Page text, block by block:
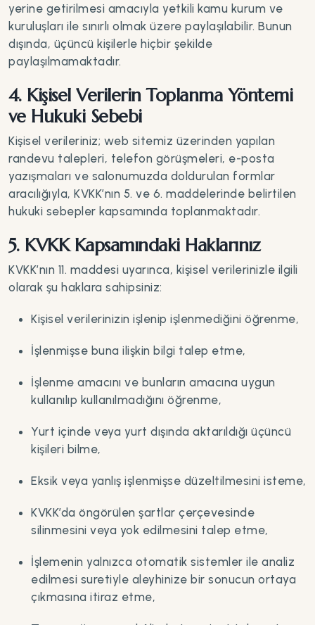
yerine getirilmesi amacıyla yetkili kamu kurum ve
kuruluşları ile sınırlı olmak üzere paylaşılabilir. Bunun
dışında, üçüncü kişilerle hiçbir şekilde
paylaşılmamaktadır.
4. Kişisel Verilerin Toplanma Yöntemi
ve Hukuki Sebebi
Kişisel verileriniz; web sitemiz üzerinden yapılan
randevu talepleri, telefon görüşmeleri, e-posta
yazışmaları ve salonumuzda doldurulan formlar
aracılığıyla, KVKK’nın 5. ve 6. maddelerinde belirtilen
hukuki sebepler kapsamında toplanmaktadır.
5. KVKK Kapsamındaki Haklarınız
KVKK’nın 11. maddesi uyarınca, kişisel verilerinizle ilgili
olarak şu haklara sahipsiniz:
Kişisel verilerinizin işlenip işlenmediğini öğrenme,
İşlenmişse buna ilişkin bilgi talep etme,
İşlenme amacını ve bunların amacına uygun
kullanılıp kullanılmadığını öğrenme,
Yurt içinde veya yurt dışında aktarıldığı üçüncü
kişileri bilme,
Eksik veya yanlış işlenmişse düzeltilmesini isteme,
KVKK’da öngörülen şartlar çerçevesinde
silinmesini veya yok edilmesini talep etme,
İşlemenin yalnızca otomatik sistemler ile analiz
edilmesi suretiyle aleyhinize bir sonucun ortaya
çıkmasına itiraz etme,